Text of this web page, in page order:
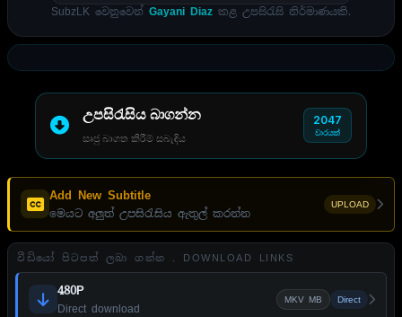
SubzLK වෙනුවෙන් Gayani Diaz කළ උපසිරැසි නිර්මාණයකි.
උපසිරැසිය බාගන්න
සෘජු බාගත කිරීම් සබැඳිය
2047
වාරයක්
Add New Subtitle
මෙයට අලුත් උපසිරැසිය ඇතුල් කරන්න
UPLOAD
වීඩියෝ පිටපත් ලබා ගන්න . DOWNLOAD LINKS
480P
Direct download
MKV MB Direct